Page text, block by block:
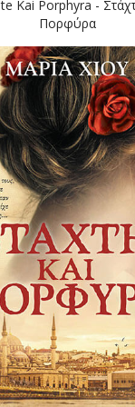
Kai Porphyra -
Πορφύρα